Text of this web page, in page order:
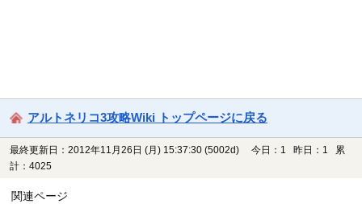
アルトネリコ3攻略Wiki トップページに戻る
最終更新日：2012年11月26日 (月) 15:37:30 (5002d)
今日：1 昨日：1 累
計：4025
関連ページ